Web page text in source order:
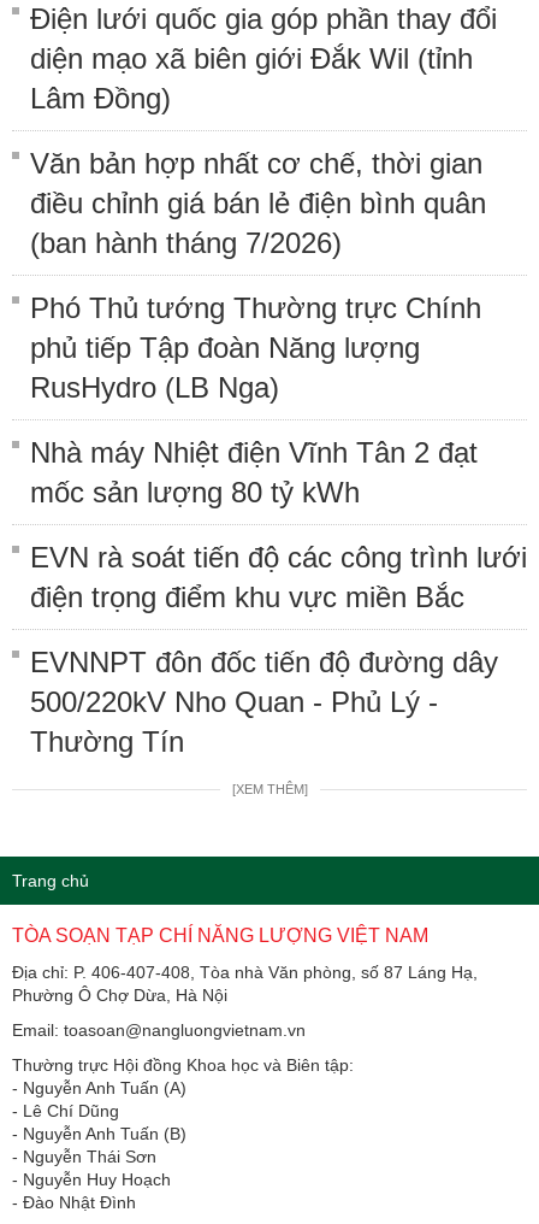
Điện lưới quốc gia góp phần thay đổi
diện mạo xã biên giới Đắk Wil (tỉnh
Lâm Đồng)
Văn bản hợp nhất cơ chế, thời gian
điều chỉnh giá bán lẻ điện bình quân
(ban hành tháng 7/2026)
Phó Thủ tướng Thường trực Chính
phủ tiếp Tập đoàn Năng lượng
RusHydro (LB Nga)
Nhà máy Nhiệt điện Vĩnh Tân 2 đạt
mốc sản lượng 80 tỷ kWh
EVN rà soát tiến độ các công trình lưới
điện trọng điểm khu vực miền Bắc
EVNNPT đôn đốc tiến độ đường dây
500/220kV Nho Quan - Phủ Lý -
Thường Tín
[XEM THÊM]
Trang chủ
TÒA SOẠN TẠP CHÍ NĂNG LƯỢNG VIỆT NAM
Địa chỉ: P. 406-407-408, Tòa nhà Văn phòng, số 87 Láng Hạ,
Phường Ô Chợ Dừa, Hà Nội
Email: toasoan@nangluongvietnam.vn
Thường trực Hội đồng Khoa học và Biên tập:
​​​​​​- Nguyễn Anh Tuấn (A)
- Lê Chí Dũng
- Nguyễn Anh Tuấn (B)
- Nguyễn Thái Sơn
- Nguyễn Huy Hoạch
- Đào Nhật Đình